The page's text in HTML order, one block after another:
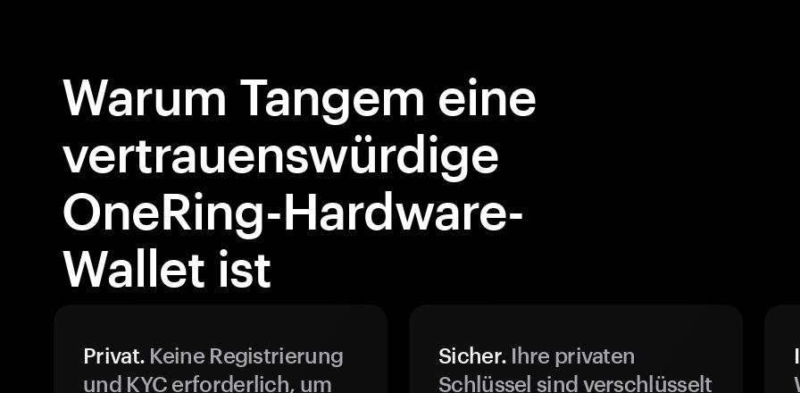
Warum Tangem eine
vertrauenswürdige
OneRing-Hardware-
Wallet ist
Privat. Keine Registrierung
und KYC erforderlich, um
Sicher. Ihre privaten
Schlüssel sind verschlüsselt